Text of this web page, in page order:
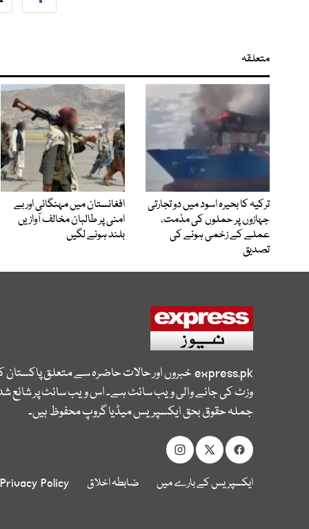
متعلقہ
ترکیہ کا بحیرہ اسود میں دو تجارتی
جہازوں پر حملوں کی مذمت،
عملے کے زخمی ہونے کی
تصدیق
افغانستان میں مہنگائی اور بے
امنی پر طالبان مخالف آوازیں
بلند ہونے لگیں
express.pkخبروں اور حالات حاضرہ سے متعلق
وزٹ کی جانے والی ویب سائٹ ہے۔ اس ویب سائٹ پر شائع
جملہ حقوق بحق ایکسپریس میڈیا گروپ محفوظ ہیں۔
ایکسپریس کے بارے میں ضابطہ اخلاق Privacy Policy